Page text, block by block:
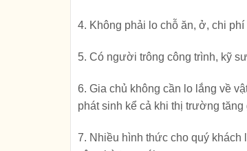
4. Không phải lo chỗ ăn, ở, chi
5. Có người trông công trình, kỹ
6. Gia chủ không cần lo lắng về
phát sinh kể cả khi thị trường tăng
7. Nhiều hình thức cho quý khách